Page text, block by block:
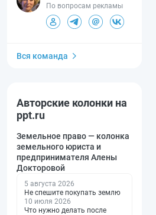
По вопросам рекламы
Вся команда
Авторские колонки на
ppt.ru
Земельное право — колонка
земельного юриста и
предпринимателя Алены
Докторовой
5 августа 2026
Не спешите покупать землю
10 июля 2026
Что нужно делать после